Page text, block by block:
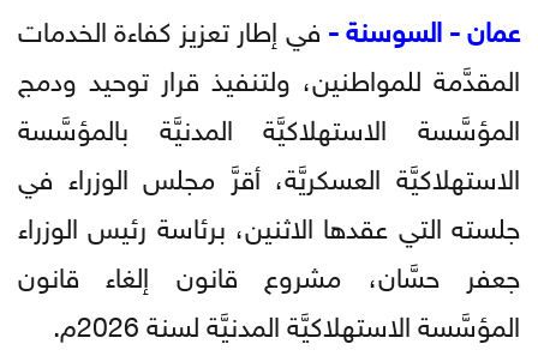
عمان - السوسنة -في إطار تعزيز كفاءة الخدمات
المقدَّمة للمواطنين، ولتنفيذ قرار توحيد ودمج
المؤسَّسة الاستهلاكيَّة المدنيَّة بالمؤسَّسة
الاستهلاكيَّة العسكريَّة، أقرَّ مجلس الوزراء في
جلسته التي عقدها الاثنين، برئاسة رئيس الوزراء
جعفر حسَّان، مشروع قانون إلغاء قانون
المؤسَّسة الاستهلاكيَّة المدنيَّة لسنة 2026م.